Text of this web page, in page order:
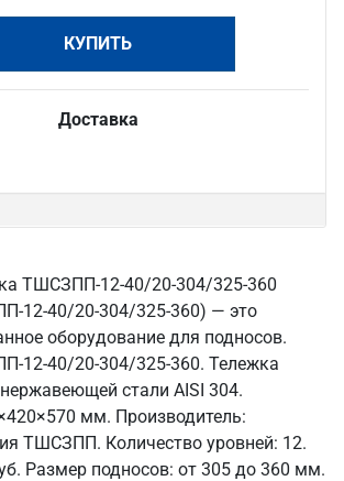
КУПИТЬ
Доставка
ТШСЗПП-12-40/20-304/325-360
12-40/20-304/325-360) — это
оборудование для подносов.
12-40/20-304/325-360. Тележка
стали AISI 304.
мм. Производитель:
ТШСЗПП. Количество уровней: 12.
Размер подносов: от 305 до 360 мм.